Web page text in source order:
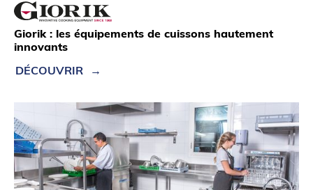
Giorik : les équipements de cuissons hautement
innovants
DÉCOUVRIR